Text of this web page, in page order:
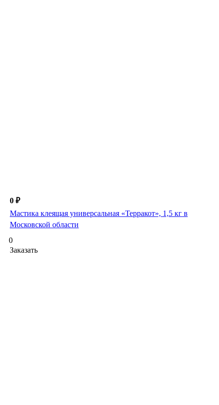
0 ₽
Мастика клеящая универсальная «Терракот», 1,5 кг в
Московской области
0
Заказать